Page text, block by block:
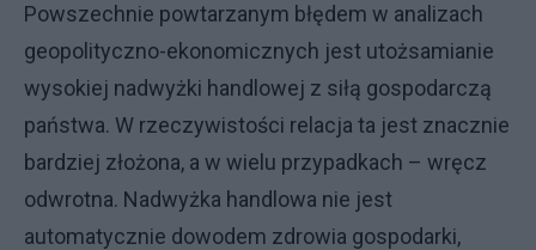
Powszechnie powtarzanym błędem w analizach
geopolityczno-ekonomicznych jest utożsamianie
wysokiej nadwyżki handlowej z siłą gospodarczą
państwa. W rzeczywistości relacja ta jest znacznie
bardziej złożona, a w wielu przypadkach – wręcz
odwrotna. Nadwyżka handlowa nie jest
automatycznie dowodem zdrowia gospodarki,